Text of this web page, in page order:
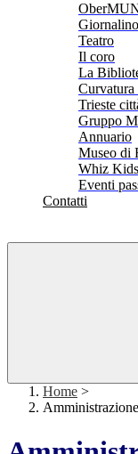
Teatro
Il coro
La
Curvatura
Trieste
Gruppo
Annuario
Museo di
Whiz
Eventi
Contatti
Home >